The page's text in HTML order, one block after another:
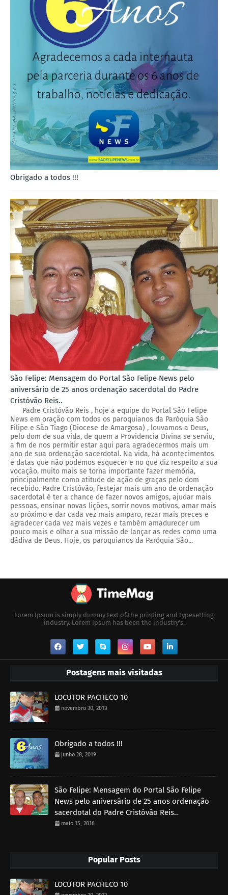
Obrigado a todos !!!
São Felipe: Mensagem do Portal São Felipe News pelo
aniversário de 25 anos ordenação sacerdotal do Padre
Cristóvão Reis..
Padre Cristóvão Reis , hoje a equipe do Portal São Felipe
News em oração com todos os paroquianos da Paróquia São
Filipe e São Tiago (Diocese de Amargosa) , louvamos a Deus,
pelo dom de sua vida, de quem a Providencia Divina se serviu,
a fim de nos permitir estar aqui para agradecermos mais um
ano de sua ordenação sacerdotal. Na vida, há acontecimentos
e datas que não podemos esquecer e no que diz respeito a sua
vocação, muito mais se torna importante fazer memória,
principalmente como atitude de ação de graças pelo dom
recebido. Padre Cristóvão, festejar mais um ano de ordenação
sacerdotal é ter a chance de fazer novos amigos, ajudar mais
pessoas, ensinar novas lições, sorrir novos motivos, amar mais
ao próximo e dar cada vez mais amparo, rezar mais preces e
agradecer cada vez mais vezes e também amadurecer um
pouco mais e olhar a sua missão de lançar as redes como uma
dádiva de Deus. Hoje, os paroquianos da Paróquia São...
Lorem Ipsum is simply dummy text of the printing and typesetting
industry. Lorem Ipsum has been the industry's.
Postagens mais visitadas
LOCUTOR PACHECO 10
novembro 30, 2013
Obrigado a todos !!!
junho 28, 2019
São Felipe: Mensagem do Portal São Felipe
News pelo aniversário de 25 anos ordenação
sacerdotal do Padre Cristóvão Reis..
maio 15, 2016
Popular Posts
LOCUTOR PACHECO 10